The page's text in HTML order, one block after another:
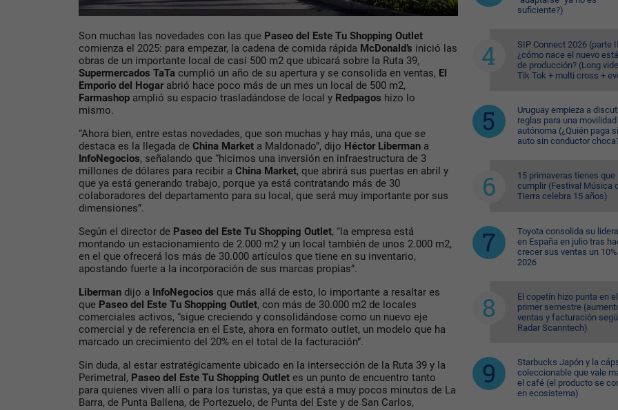
Son muchas las novedades con las que Paseo del Este Tu Shopping Outlet
comienza el 2025: para empezar, la cadena de comida rápida McDonald’s inició las
obras de un importante local de casi 500 m2 que ubicará sobre la Ruta 39,
Supermercados TaTa cumplió un año de su apertura y se consolida en ventas, El
Emporio del Hogar abrió hace poco más de un mes un local de 500 m2,
Farmashop amplió su espacio trasladándose de local y Redpagos hizo lo
mismo.
“Ahora bien, entre estas novedades, que son muchas y hay más, una que se
destaca es la llegada de China Market a Maldonado”, dijo Héctor Liberman a
InfoNegocios, señalando que “hicimos una inversión en infraestructura de 3
millones de dólares para recibir a China Market, que abrirá sus puertas en abril y
que ya está generando trabajo, porque ya está contratando más de 30
colaboradores del departamento para su local, que será muy importante por sus
dimensiones”.
Según el director de Paseo del Este Tu Shopping Outlet, “la empresa está
montando un estacionamiento de 2.000 m2 y un local también de unos 2.000 m2,
en el que ofrecerá los más de 30.000 artículos que tiene en su inventario,
apostando fuerte a la incorporación de sus marcas propias”.
Liberman dijo a InfoNegocios que más allá de esto, lo importante a resaltar es
que Paseo del Este Tu Shopping Outlet, con más de 30.000 m2 de locales
comerciales activos, “sigue creciendo y consolidándose como un nuevo eje
comercial y de referencia en el Este, ahora en formato outlet, un modelo que ha
marcado un crecimiento del 20% en el total de la facturación”.
Sin duda, al estar estratégicamente ubicado en la intersección de la Ruta 39 y la
Perimetral, Paseo del Este Tu Shopping Outlet es un punto de encuentro tanto
para quienes viven allí o para los turistas, ya que está a muy pocos minutos de La
Barra, de Punta Ballena, de Portezuelo, de Punta del Este y de San Carlos,
suficiente?)
SIP Connect 2026 (parte
¿cómo nace el nuevo
de producción? (Long
Tik Tok + multi cross +
Uruguay empieza a
reglas para una movilidad
autónoma (¿Quién paga
auto sin conductor
15 primaveras tienes que
cumplir (Festival Música
Tierra celebra 15 años)
Toyota consolida su
en España en julio tras
crecer sus ventas un
2026
El copetín hizo punta en el
primer semestre
ventas y facturación
Radar Scanntech)
Starbucks Japón y la
coleccionable que vale
el café (el producto se
en ecosistema)